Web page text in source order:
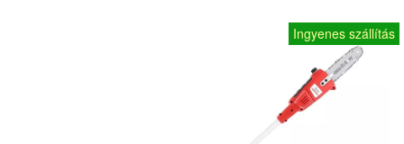
Ingyenes szállítás